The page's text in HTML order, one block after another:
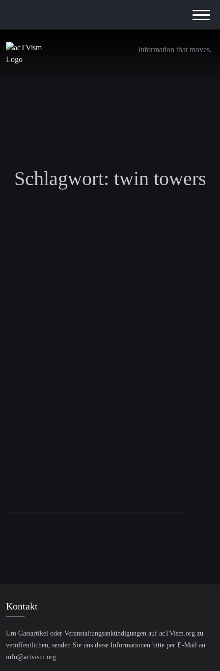
Information that moves.
Schlagwort: twin towers
Kontakt
Um Gastartikel oder Veranstaltungsankündigungen auf acTVism.org zu
veröffentlichen, senden Sie uns diese Informationen bitte per E-Mail an
info@actvism.org